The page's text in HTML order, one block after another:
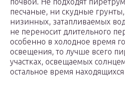
песчаные, ни скудные
низинных, затапливаемых
не переносит длительного
особенно в холодное время
освещения, то лучше всего
участках, освещаемых
остальное время